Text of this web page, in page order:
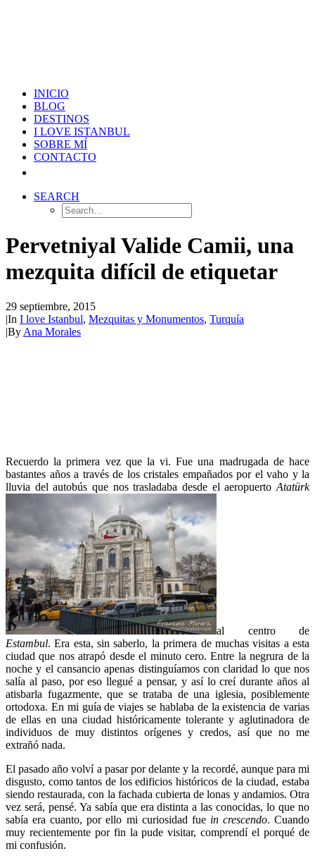
INICIO
BLOG
DESTINOS
I LOVE ISTANBUL
SOBRE MÍ
CONTACTO
SEARCH
Pervetniyal Valide Camii, una
mezquita difícil de etiquetar
29 septiembre, 2015
|In I love Istanbul, Mezquitas y Monumentos, Turquía
|By Ana Morales
Recuerdo la primera vez que la vi. Fue una madrugada de hace
bastantes años a través de los cristales empañados por el vaho y la
lluvia del autobús que nos trasladaba desde el aeropuertoAtatürk
al centro de
Estambul. Era esta, sin saberlo, la primera de muchas visitas a esta
ciudad que nos atrapó desde el minuto cero. Entre la negrura de la
noche y el cansancio apenas distinguíamos con claridad lo que nos
salía al paso, por eso llegué a pensar, y así lo creí durante años al
atisbarla fugazmente, que se trataba de una iglesia, posiblemente
ortodoxa. En mi guía de viajes se hablaba de la existencia de varias
de ellas en una ciudad históricamente tolerante y aglutinadora de
individuos de muy distintos orígenes y credos, así que no me
extrañó nada.
El pasado año volví a pasar por delante y la recordé, aunque para mi
disgusto, como tantos de los edificios históricos de la ciudad, estaba
siendo restaurada, con la fachada cubierta de lonas y andamios. Otra
vez será, pensé. Ya sabía que era distinta a las conocidas, lo que no
sabía era cuanto, por ello mi curiosidad fue in crescendo. Cuando
muy recientemente por fin la pude visitar, comprendí el porqué de
mi confusión.